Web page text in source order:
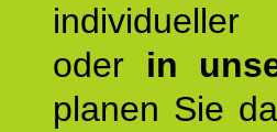
oder in
planen Sie